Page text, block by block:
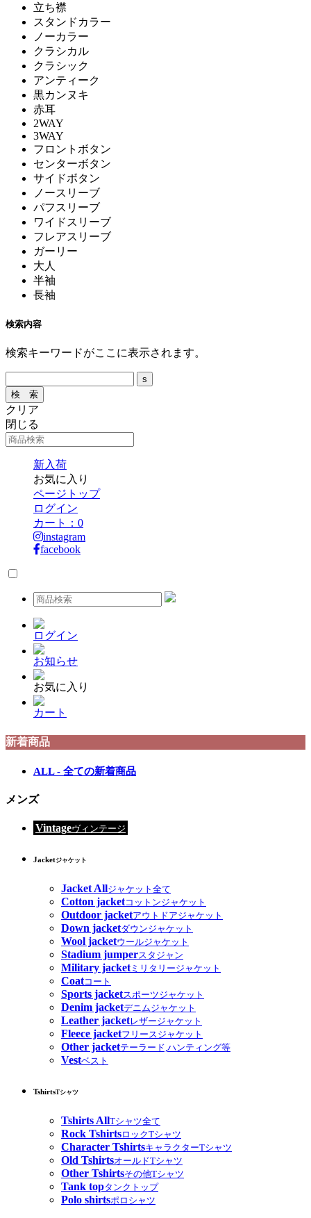
立ち襟
スタンドカラー
ノーカラー
クラシカル
クラシック
アンティーク
黒カンヌキ
赤耳
2WAY
3WAY
フロントボタン
センターボタン
サイドボタン
ノースリーブ
パフスリーブ
ワイドスリーブ
フレアスリーブ
ガーリー
大人
半袖
長袖
検索内容
検索キーワードがここに表示されます。
クリア
閉じる
新入荷
お気に入り
ページトップ
ログイン
カート： 0
instagram
facebook
ログイン
お知らせ
お気に入り
カート
新着商品
ALL - 全ての新着商品
メンズ
Vintageヴィンテージ
Jacketジャケット
Jacket Allジャケット全て
Cotton jacketコットンジャケット
Outdoor jacketアウトドアジャケット
Down jacketダウンジャケット
Wool jacketウールジャケット
Stadium jumperスタジャン
Military jacketミリタリージャケット
Coatコート
Sports jacketスポーツジャケット
Denim jacketデニムジャケット
Leather jacketレザージャケット
Fleece jacketフリースジャケット
Other jacketテーラード,ハンティング等
Vestベスト
TshirtsTシャツ
Tshirts AllTシャツ全て
Rock TshirtsロックTシャツ
Character TshirtsキャラクターTシャツ
Old TshirtsオールドTシャツ
Other Tshirtsその他Tシャツ
Tank topタンクトップ
Polo shirtsポロシャツ